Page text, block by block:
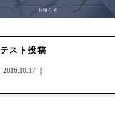
テスト投稿
2016.10.17 ｜